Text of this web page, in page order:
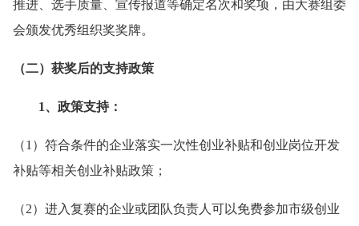
推进、选手质量、宣传报道等确定名次和奖项，由大赛组委
会颁发优秀组织奖奖牌。
（二）获奖后的支持政策
1、政策支持：
（1）符合条件的企业落实一次性创业补贴和创业岗位开发
补贴等相关创业补贴政策；
（2）进入复赛的企业或团队负责人可以免费参加市级创业